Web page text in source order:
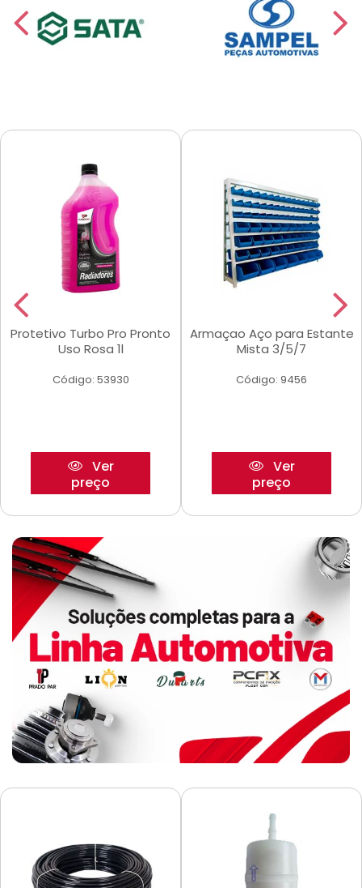
Protetivo Turbo Pro Pronto
Uso Rosa 1l
Código: 53930
Ver
preço
Armaçao Aço para Estante
Mista 3/5/7
Código: 9456
Ver
preço